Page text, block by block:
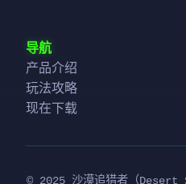
导航
产品介绍
玩法攻略
现在下载
© 2025 沙漠追猎者（